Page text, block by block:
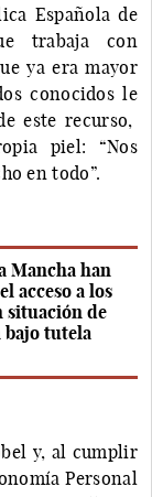
Española de
trabaja con
ya era mayor
conocidos le
este recurso,
piel: “Nos
en todo”.
Mancha han
acceso a los
situación de
bajo tutela
y, al cumplir
Personal